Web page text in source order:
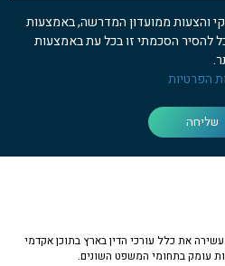
והצעות ממועדון המדרשה, באמצעות
להסיר הסכמתי זו בכל עת באמצעות
הפרטיות
שליחה
את כלל עורכי הדין בארץ בתוכן אקדמי
עומק בתחומי המשפט השונים.